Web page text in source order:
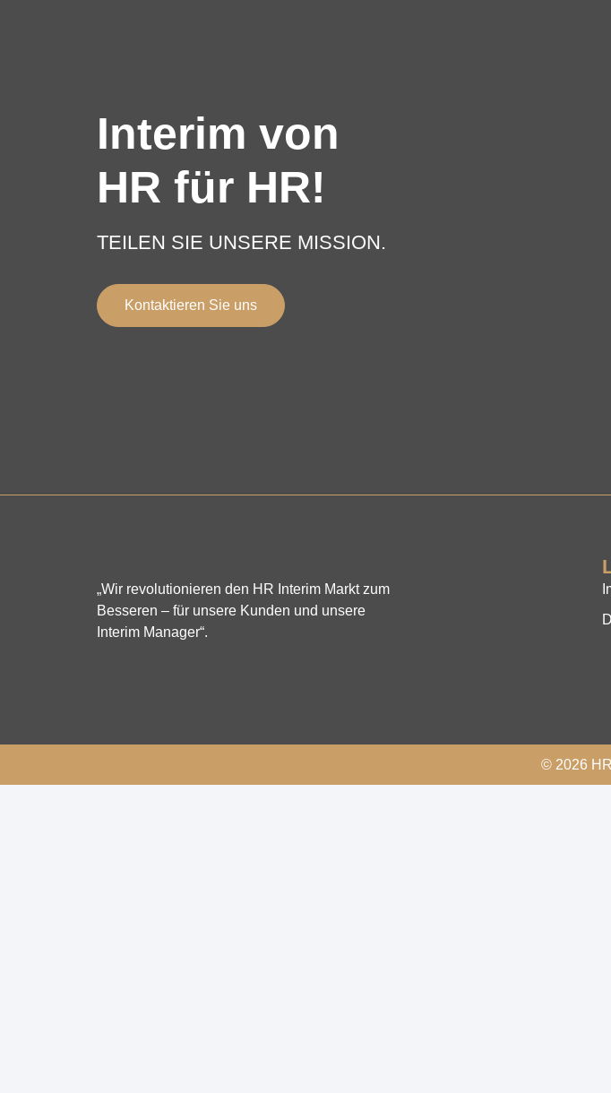
Interim von
HR für HR!
TEILEN SIE UNSERE MISSION.
Kontaktieren Sie uns
„Wir revolutionieren den HR Interim Markt zum
Besseren – für unsere Kunden und unsere
Interim Manager“.
© 2026